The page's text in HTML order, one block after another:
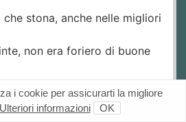
stona, anche nelle migliori
non era foriero di buone
e stanno pure pisciando sul
i cookie per assicurarti la migliore
Ulteriori informazioni OK